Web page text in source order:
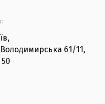
,
61/11,
50